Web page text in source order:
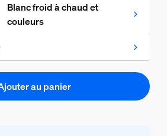
Blanc froid à chaud et
couleurs
au panier